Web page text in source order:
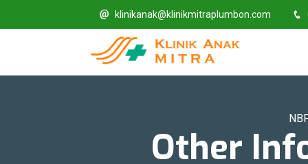
klinikanak@klinikmitraplumbon.com
Other